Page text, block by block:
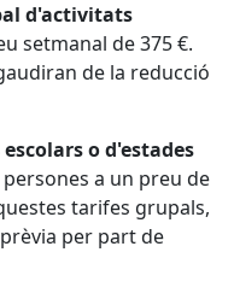
d'activitats
setmanal de 375 €.
de la reducció
o d'estades
a un preu de
tarifes grupals,
per part de